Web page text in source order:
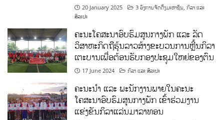
20 January 2025 3 ອົງການຈັດຕັ້ງມະຫາຊົນ ,ກິລາ ແລະ
ສິລະປະ
ຄະນະໂຄສະນາອົບຮົມສູນກາງພັກ ແລະ ລັດ
ວິສາຫະກິດຖືຮຸ້ນລາວສ້າງຂະບວນການຫຼີ້ນກິລາ
ເຕະບານເພື່ອຕ້ອນຮັບກອງປະຊຸມໃຫຍ່ຂອງຕົນ
17 June 2024 ກິລາ ແລະ ສິລະປະ
ຄະນະນຳ ແລະ ພະນັກງານພາຍໃນຄະນະ
ໂຄສະນາອົບຮົມສູນກາງພັກ ເຂົ້າຮ່ວມງານ
ແຂ່ງຂັນກິລາແລ່ນມາລາທອນ